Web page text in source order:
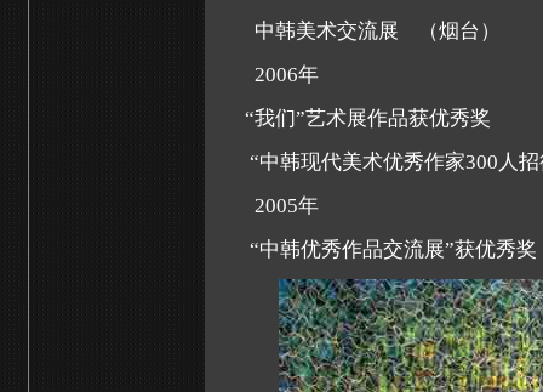
中韩美术交流展 （烟台）
2006年
“我们”艺术展作品获优秀奖
“中韩现代美术优秀作家300 人
2005年
“中韩优秀作品交流展”获优秀